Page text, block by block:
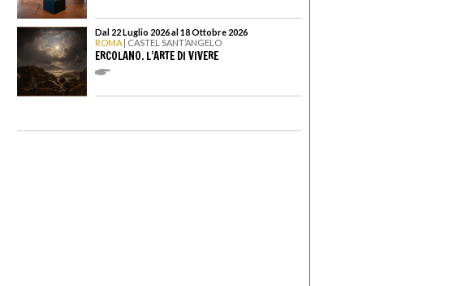
Dal 22 Luglio 2026 al 18 Ottobre 2026
ROMA | CASTEL SANT’ANGELO
ERCOLANO. L’ARTE DI VIVERE